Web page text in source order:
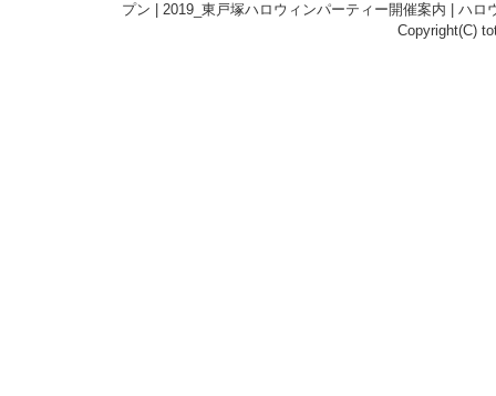
プン
2019_東戸塚ハロウィンパーティー開催案内
ハロ
Copyright(C)